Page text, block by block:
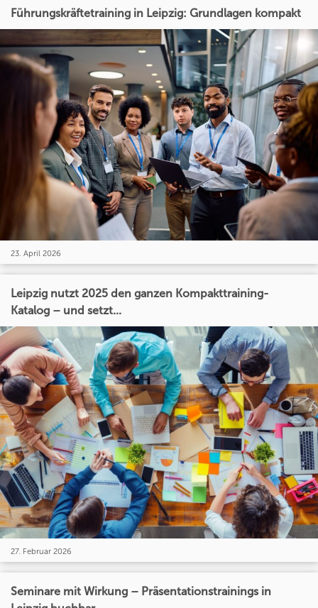
Führungskräftetraining in Leipzig: Grundlagen kompakt
23. April 2026
Leipzig nutzt 2025 den ganzen Kompakttraining-
Katalog – und setzt...
27. Februar 2026
Seminare mit Wirkung – Präsentationstrainings in